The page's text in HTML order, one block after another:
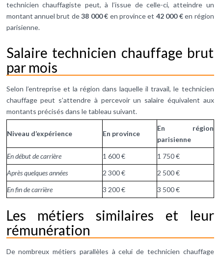
technicien chauffagiste peut, à l’issue de celle-ci, atteindre un
montant annuel brut de38 000 € en province et 42 000 €en région
parisienne.
Salaire technicien chauffage brut
par mois
Selon l’entreprise et la région dans laquelle il travail, le technicien
chauffage peut s’attendre à percevoir un salaire équivalent aux
montants précisés dans le tableau suivant.
Niveau d’expérience En province
En région
parisienne
En début de carrière
1 600 €
1 750 €
Après quelques années
2 300 €
2 500 €
En fin de carrière
3 200 € 3 500 €
Les métiers similaires et leur
rémunération
De nombreux métiers parallèles à celui de technicien chauffage